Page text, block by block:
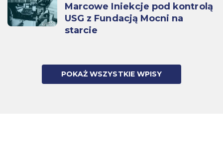
Marcowe Iniekcje pod kontrolą
USG z Fundacją Mocni na
starcie
POKAŻ WSZYSTKIE WPISY